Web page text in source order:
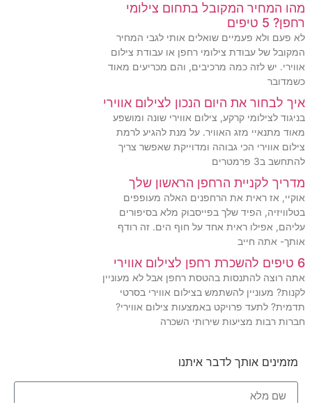
מהו המחיר המקובל בתחום צילומי
רחפן? 5 טיפים
לא פעם ולא פעמיים שואלים אותי לגבי המחיר
המקובל של עבודת צילומי רחפן או עבודת צילום
אווירי. יש לזה כמה מרכיבים, והם מכריעים מאוד
כשמדובר
איך לבחור את היום הנכון לצילום אווירי
בניגוד לצילומי קרקע, צילום אווירי שונה ומושפע
מאוד מתנאיי מזג האוויר. על מנת להגיע לרמת
צילום אווירי הכי גבוהה ומדוייקת שאפשר צריך
להתחשב ב3 פרמטרים
מדריך לקניית הרחפן הראשון שלך
אוקיי, אז ראית את הרחפנים האלה מעופפים
בטלוויזיה, הפיד שלך בפייסבוק מלא בסיפורים
עליהם, אפילו ראית אחד על חוף הים. זה רודף
אותך- אתה חייב
6 טיפים להשכרת רחפן לצילום אווירי
אתה רוצה להתנסות בהטסת רחפן אבל לא מעוניין
לקנות? מעוניין להשתמש בצילום אווירי בסרטי
תדמית? לתעד פרויקט באמצעות צילום אווירי?
חברות רבות מציעות שירותי השכרה
מזמינים אותך לדבר איתנו